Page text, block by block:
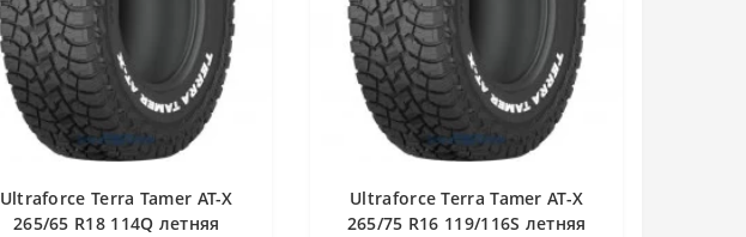
Ultraforce Terra Tamer AT-X
265/65 R18 114Q летняя
Ultraforce Terra Tamer AT-X
265/75 R16 119/116S летняя